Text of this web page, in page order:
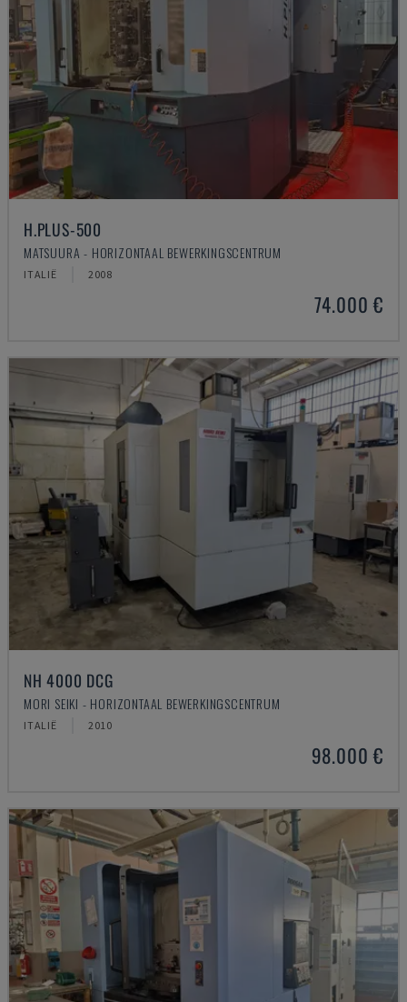
H.PLUS-500
MATSUURA - HORIZONTAAL BEWERKINGSCENTRUM
ITALIË 2008
74.000 €
NH 4000 DCG
MORI SEIKI - HORIZONTAAL BEWERKINGSCENTRUM
ITALIË 2010
98.000 €